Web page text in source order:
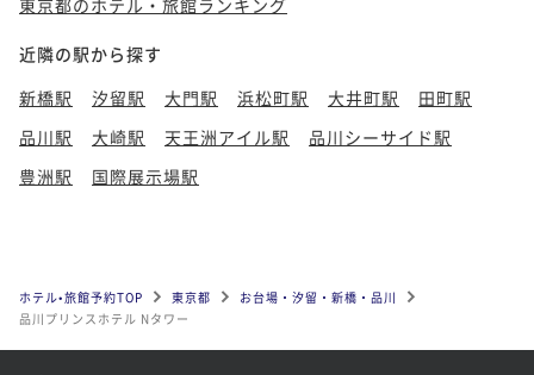
近隣の駅から探す
新橋駅
汐留駅 大門駅 浜松町駅 大井町駅
田町駅
品川駅
大崎駅 天王洲アイル駅
品川シーサイド駅
豊洲駅
国際展示場駅
ホテル•旅館予約TOP 東京都
お台場・汐留・新橋・品川
品川プリンスホテル Nタワー